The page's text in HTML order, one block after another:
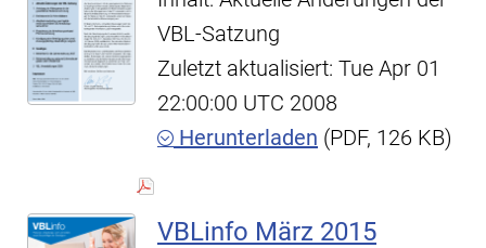
VBL-Satzung
Zuletzt aktualisiert: Tue Apr 01
22:00:00 UTC 2008
Herunterladen (PDF, 126 KB)
VBLinfo März 2015